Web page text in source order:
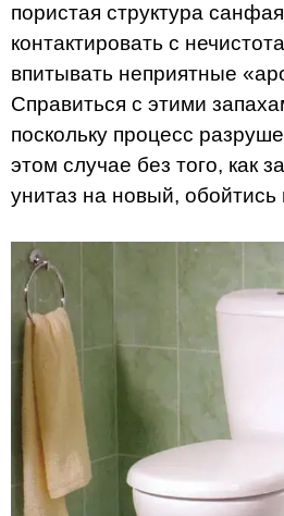
пористая структура
контактировать с
впитывать неприятные
Справиться с этими
поскольку процесс
этом случае без того, как
унитаз на новый,